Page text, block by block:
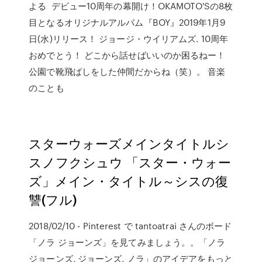
よる デビュー10周年の幕開け！OKAMOTO'Sの8枚
目となるオリジナルアルバム『BOY』2019年1月9
日(水)リリース！ ジョージ・ウイリアムズ. 10周年
おめでとう！ どこから話せばいいのか困るねー！
公園で靴飛ばしをした仲間だからね（笑）。 音楽
のことも
スターウォーズメインタイトルシ
スノフクシュウ 「スター・ウォー
ズ」メイン・タイトル～シスの復
讐(フル)
2018/02/10 - Pinterest で tantoatrai さんのボード
「ノラ ジョーンズ」を見てみましょう。。「ノラ
ジョーンズ, ジョーンズ, ノラ」のアイデアをもっと